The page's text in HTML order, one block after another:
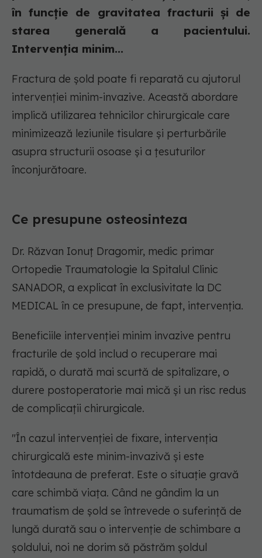
în funcție de gravitatea fracturii și de
starea generală a pacientului.
Intervenția minim...
Fractura de șold poate fi reparată cu ajutorul
intervenției minim-invazive. Această abordare
implică utilizarea tehnicilor chirurgicale care
minimizează leziunile tisulare și perturbările
asupra structurii osoase și a țesuturilor
înconjurătoare.
Ce presupune osteosinteza
Dr. Răzvan Ionuț Dragomir, medic primar
Ortopedie Traumatologie la Spitalul Clinic
SANADOR, a explicat în exclusivitate la DC
MEDICAL în ce presupune, de fapt, intervenția.
Beneficiile intervenției minim invazive pentru
fracturile de șold includ o recuperare mai
rapidă, o durată mai scurtă de spitalizare, o
durere postoperatorie mai mică și un risc redus
de complicații chirurgicale.
"În cazul intervenției de fixare, intervenția
chirurgicală este minim-invazivă și este
întotdeauna de preferat. Este o situație gravă
care schimbă viața. Când ne gândim la un
traumatism de șold se întrevede o suferință de
lungă durată sau o intervenție de schimbare a
șoldului, noi ne dorim să păstrăm șoldul